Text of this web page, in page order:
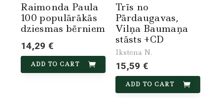
Raimonda Paula
100 populārākās
dziesmas bērniem
14,29 €
ADD TO CART
Trīs no
Pārdaugavas,
Vilņa Baumaņa
stāsts +CD
Ikstena N.
15,59 €
ADD TO CART